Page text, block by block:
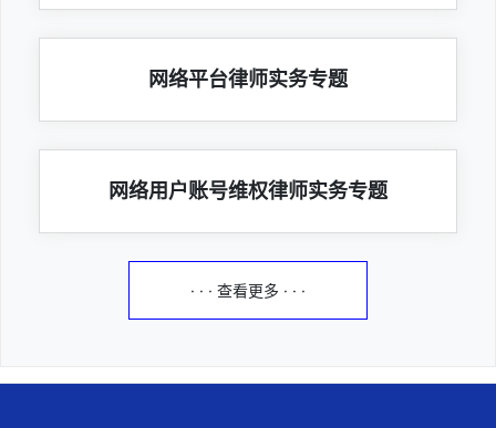
网络平台律师实务专题
网络用户账号维权律师实务专题
· · · 查看更多 · · ·